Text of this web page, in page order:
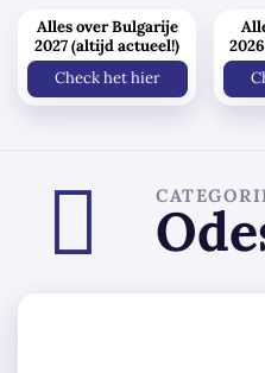
Alles over Bulgarije
2027 (altijd actueel!)
Check het hier